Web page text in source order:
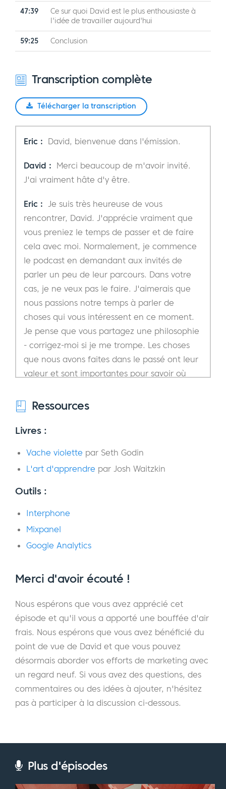
47:39
Ce sur quoi David est le plus enthousiaste à
l'idée de travailler aujourd'hui
59:25 Conclusion
Transcription complète
Télécharger la transcription
Eric : David, bienvenue dans l'émission.
David : Merci beaucoup de m'avoir invité.
J'ai vraiment hâte d'y être.
Eric : Je suis très heureuse de vous
rencontrer, David. J'apprécie vraiment que
vous preniez le temps de passer et de faire
cela avec moi. Normalement, je commence
le podcast en demandant aux invités de
parler un peu de leur parcours. Dans votre
cas, je ne veux pas le faire. J'aimerais que
nous passions notre temps à parler de
choses qui vous intéressent en ce moment.
Je pense que vous partagez une philosophie
- corrigez-moi si je me trompe. Les choses
que nous avons faites dans le passé ont leur
valeur et sont importantes pour savoir où
allons, mais il n'y a pas tellement d'intérêt à
vous écartiez du scénario typique de
l'émission pour laisser les choses se dérouler
chose que je partage. J'espère également
que les personnes qui nous écoutent
aujourd'hui verront que c'est la version la
heureux de parler de quelques histoires du
choses. Certains des premiers jours de
que oui, j'ai lutté aussi et que j'ai eu ma part
de problèmes. Le marché évolue très
rapidement. Ce qui intéresse et attire les
gens dans le monde des affaires change
rapidement. Je pense que nous pouvons
tous les deux parler de certaines choses qui
ont pu changer et aussi de certaines choses
qui ne changent pas, qui sont les vérités
j'ai développé la mienne.
Ressources
Livres :
Vache violette par Seth Godin
L'art d'apprendre par Josh Waitzkin
Outils :
Interphone
Mixpanel
Google Analytics
Merci d'avoir écouté !
Nous espérons que vous avez apprécié cet
épisode et qu'il vous a apporté une bouffée d'air
frais. Nous espérons que vous avez bénéficié du
point de vue de David et que vous pouvez
désormais aborder vos efforts de marketing avec
un regard neuf. Si vous avez des questions, des
commentaires ou des idées à ajouter, n'hésitez
pas à participer à la discussion ci-dessous.
Plus d'épisodes